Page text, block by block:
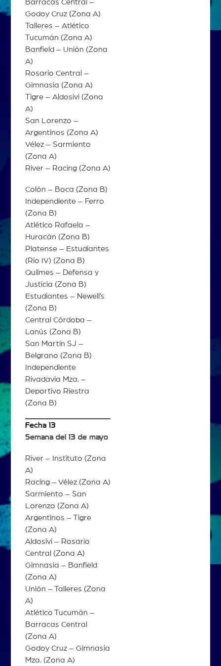
Barracas Central –
Godoy Cruz (Zona A)
Talleres – Atlético
Tucumán (Zona A)
Banfield – Unión (Zona
A)
Rosario Central –
Gimnasia (Zona A)
Tigre – Aldosivi (Zona
A)
San Lorenzo –
Argentinos (Zona A)
Vélez – Sarmiento
(Zona A)
River – Racing (Zona A)
Colón – Boca (Zona B)
Independiente – Ferro
(Zona B)
Atlético Rafaela –
Huracán (Zona B)
Platense – Estudiantes
(Río IV) (Zona B)
Quilmes – Defensa y
Justicia (Zona B)
Estudiantes – Newell’s
(Zona B)
Central Córdoba –
Lanús (Zona B)
San Martín SJ –
Belgrano (Zona B)
Independiente
Rivadavia Mza. –
Deportivo Riestra
(Zona B)
Fecha 13
Semana del 13 de mayo
River – Instituto (Zona
A)
Racing – Vélez (Zona A)
Sarmiento – San
Lorenzo (Zona A)
Argentinos – Tigre
(Zona A)
Aldosivi – Rosario
Central (Zona A)
Gimnasia – Banfield
(Zona A)
Unión – Talleres (Zona
A)
Atlético Tucumán –
Barracas Central
(Zona A)
Godoy Cruz – Gimnasia
Mza. (Zona A)